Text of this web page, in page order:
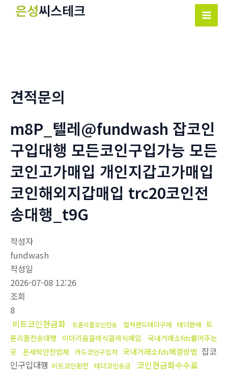
은성씨스테크
Main
견적문의
m8P_텔레@fundwash 잡코인
구입대행 모든코인구입가능 모든
코인고가매입 개인지갑고가매입
코인해외지갑매입 trc20코인전
송대행_t9G
작성자
fundwash
작성일
2026-07-08 12:26
조회
8
비트코인현금화
트론리플코인전송 컬쳐랜드테더구매 테더판매 트
론리플전송대행
이더리움클레식클레식매입
국내거래소fds뚫어주는
곳
돈세탁안전업체 카드코인구입처 국내거래소fds해결방법 잡코
인구입대행 비트코인환전 테더코인송금 코인현금화수수료